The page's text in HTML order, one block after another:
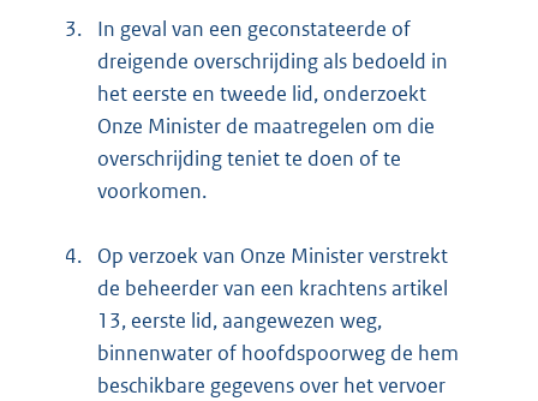
3.
In geval van een geconstateerde of
dreigende overschrijding als bedoeld in
het eerste en tweede lid, onderzoekt
Onze Minister de maatregelen om die
overschrijding teniet te doen of te
voorkomen.
4.
Op verzoek van Onze Minister verstrekt
de beheerder van een krachtens artikel
13, eerste lid, aangewezen weg,
binnenwater of hoofdspoorweg de hem
beschikbare gegevens over het vervoer